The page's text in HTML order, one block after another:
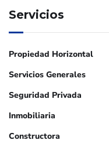
Servicios
Propiedad Horizontal
Servicios Generales
Seguridad Privada
Inmobiliaria
Constructora